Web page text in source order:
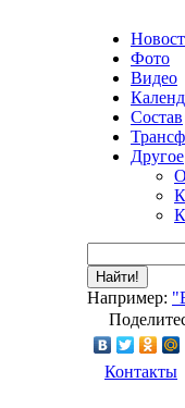
Фото
Видео
Состав
Другое
Найти!
Например:
Контакты